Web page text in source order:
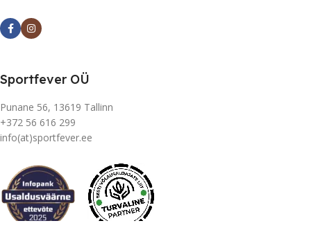
Sportfever OÜ
Punane 56, 13619 Tallinn
+372 56 616 299
info(at)sportfever.ee